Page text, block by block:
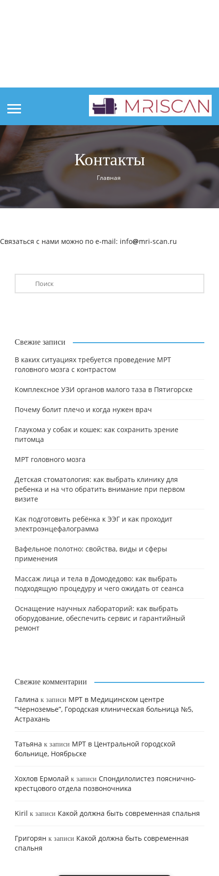
Контакты
Главная
Связаться с нами можно по e-mail: info@mri-scan.ru
Свежие записи
В каких ситуациях требуется проведение МРТ
головного мозга с контрастом
Комплексное УЗИ органов малого таза в Пятигорске
Почему болит плечо и когда нужен врач
Глаукома у собак и кошек: как сохранить зрение
питомца
МРТ головного мозга
Детская стоматология: как выбрать клинику для
ребенка и на что обратить внимание при первом
визите
Как подготовить ребёнка к ЭЭГ и как проходит
электроэнцефалограмма
Вафельное полотно: свойства, виды и сферы
применения
Массаж лица и тела в Домодедово: как выбрать
подходящую процедуру и чего ожидать от сеанса
Оснащение научных лабораторий: как выбрать
оборудование, обеспечить сервис и гарантийный
ремонт
Свежие комментарии
Галина к записи МРТ в Медицинском центре
“Черноземье”, Городская клиническая больница №5,
Астрахань
Татьяна к записи МРТ в Центральной городской
больнице, Ноябрьске
Хохлов Ермолай к записи Cпондилолистез пояснично-
крестцового отдела позвоночника
Kiril к записи Какой должна быть современная спальня
Григорян к записи Какой должна быть современная
спальня